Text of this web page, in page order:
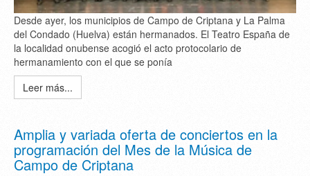
Desde ayer, los municipios de Campo de Criptana y La Palma
del Condado (Huelva) están hermanados. El Teatro España de
la localidad onubense acogió el acto protocolario de
hermanamiento con el que se ponía
Leer más...
Amplia y variada oferta de conciertos en la
programación del Mes de la Música de
Campo de Criptana